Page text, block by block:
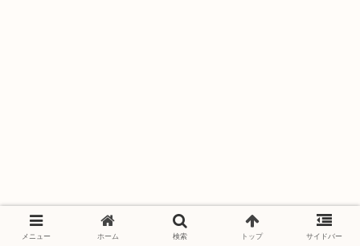
メニュー ホーム 検索 トップ サイドバー